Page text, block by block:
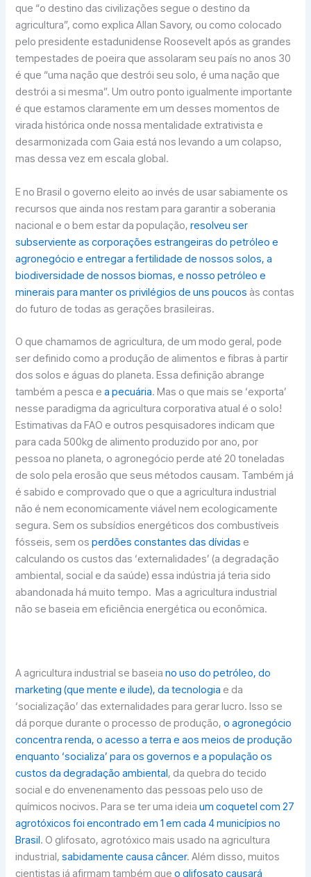
que “o destino das civilizações segue o destino da
agricultura”, como explica Allan Savory, ou como colocado
pelo presidente estadunidense Roosevelt após as grandes
tempestades de poeira que assolaram seu país no anos 30
é que “uma nação que destrói seu solo, é uma nação que
destrói a si mesma”. Um outro ponto igualmente importante
é que estamos claramente em um desses momentos de
virada histórica onde nossa mentalidade extrativista e
desarmonizada com Gaia está nos levando a um colapso,
mas dessa vez em escala global.
E no Brasil o governo eleito ao invés de usar sabiamente os
recursos que ainda nos restam para garantir a soberania
nacional e o bem estar da população,resolveu ser
subserviente as corporações estrangeiras do petróleo e
agronegócio e entregar a fertilidade de nossos solos, a
biodiversidade de nossos biomas, e nosso petróleo e
minerais para manter os privilégios de uns poucos às contas
do futuro de todas as gerações brasileiras.
O que chamamos de agricultura, de um modo geral, pode
ser definido como a produção de alimentos e fibras à partir
dos solos e águas do planeta. Essa definição abrange
também a pesca ea pecuária. Mas o que mais se ‘exporta’
nesse paradigma da agricultura corporativa atual é o solo!
Estimativas da FAO e outros pesquisadores indicam que
para cada 500kg de alimento produzido por ano, por
pessoa no planeta, o agronegócio perde até 20 toneladas
de solo pela erosão que seus métodos causam. Também já
é sabido e comprovado que o que a agricultura industrial
não é nem economicamente viável nem ecologicamente
segura. Sem os subsídios energéticos dos combustíveis
fósseis, sem osperdões constantes das dívidas e
calculando os custos das ‘externalidades’ (a degradação
ambiental, social e da saúde) essa indústria já teria sido
abandonada há muito tempo. Mas a agricultura industrial
não se baseia em eficiência energética ou econômica.
A agricultura industrial se baseiano uso do petróleo, do
marketing (que mente e ilude), da tecnologia e da
‘socialização’ das externalidades para gerar lucro. Isso se
dá porque durante o processo de produção,o agronegócio
concentra renda, o acesso a terra e aos meios de produção
enquanto ‘socializa’ para os governos e a população os
custos da degradação ambiental, da quebra do tecido
social e do envenenamento das pessoas pelo uso de
químicos nocivos. Para se ter uma ideiaum coquetel com 27
agrotóxicos foi encontrado em 1 em cada 4 municípios no
Brasil. O glifosato, agrotóxico mais usado na agricultura
industrial,sabidamente causa câncer. Além disso, muitos
cientistas já afirmam também queo glifosato causará